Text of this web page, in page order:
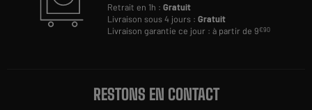
Retrait en 1h :Gratuit
Livraison sous 4 jours :Gratuit
Livraison garantie ce jour : à partir de 9€90
RESTONS EN CONTACT